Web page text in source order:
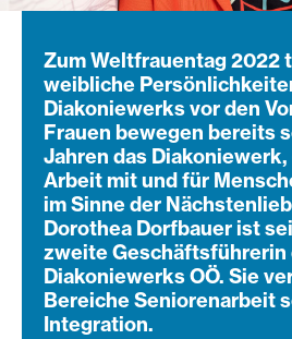
Zum Weltfrauentag 2022
weibliche
Diakoniewerks vor den
Frauen bewegen bereits
Jahren das
Arbeit mit und für
im Sinne der
Dorothea Dorfbauer ist
zweite Geschäftsführerin
Diakoniewerks OÖ. Sie
Bereiche Seniorenarbeit
Integration.